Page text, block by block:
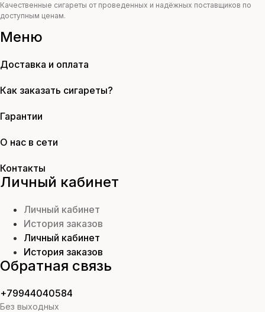
Качественные сигареты от проведенных и надёжных поставщиков по
доступным ценам.
Меню
Доставка и оплата
Как заказать сигареты?
Гарантии
О нас в сети
Контакты
Личный кабинет
Личный кабинет
История заказов
Личный кабинет
История заказов
Обратная связь
+79944040584
Без выходных